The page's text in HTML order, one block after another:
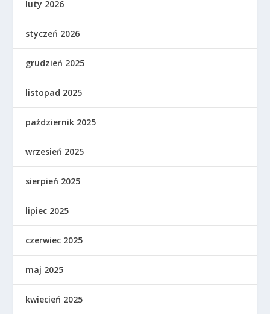
luty 2026
styczeń 2026
grudzień 2025
listopad 2025
październik 2025
wrzesień 2025
sierpień 2025
lipiec 2025
czerwiec 2025
maj 2025
kwiecień 2025